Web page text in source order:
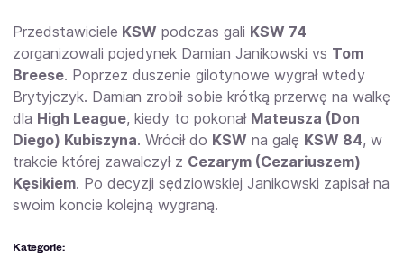
Przedstawiciele KSW podczas gali KSW 74
zorganizowali pojedynek Damian Janikowski vs Tom
Breese. Poprzez duszenie gilotynowe wygrał wtedy
Brytyjczyk. Damian zrobił sobie krótką przerwę na walkę
dla High League, kiedy to pokonał Mateusza (Don
Diego) Kubiszyna. Wrócił do KSW na galę KSW 84, w
trakcie której zawalczył z Cezarym (Cezariuszem)
Kęsikiem. Po decyzji sędziowskiej Janikowski zapisał na
swoim koncie kolejną wygraną.
Kategorie: